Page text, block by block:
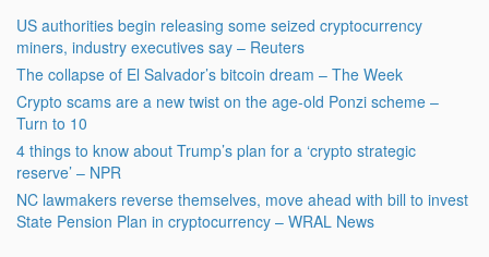
US authorities begin releasing some seized cryptocurrency
miners, industry executives say – Reuters
The collapse of El Salvador’s bitcoin dream – The Week
Crypto scams are a new twist on the age-old Ponzi scheme –
Turn to 10
4 things to know about Trump’s plan for a ‘crypto strategic
reserve’ – NPR
NC lawmakers reverse themselves, move ahead with bill to invest
State Pension Plan in cryptocurrency – WRAL News